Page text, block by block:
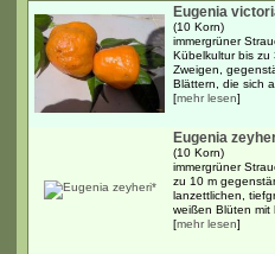
Eugenia
(10 Korn)
immergrüner
Kübelkultur bis
Zweigen,
Blättern, die sich
[mehr lesen]
Eugenia
(10 Korn)
immergrüner
zu 10 m
lanzettlichen,
weißen Blüten
[mehr lesen]